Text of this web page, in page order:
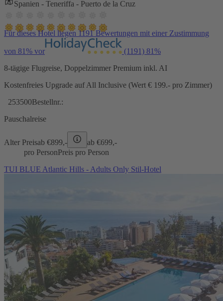
Spanien - Teneriffa - Puerto de la Cruz
Für dieses Hotel liegen 1191 Bewertungen mit einer Zustimmung
von 81% vor (1191) 81%
8-tägige Flugreise, Doppelzimmer Premium inkl. AI
Kostenfreies Upgrade auf All Inclusive (Wert € 199.- pro Zimmer)
253500Bestellnr.:
Pauschalreise
Alter Preisab €899,- ab €699,-
pro PersonPreis pro Person
TUI BLUE Atlantic Hills - Adults Only Stil-Hotel